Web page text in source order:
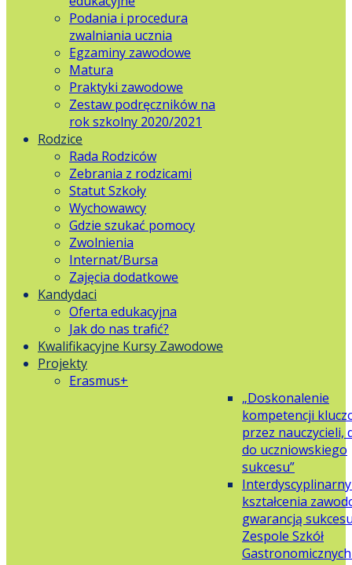
Podania i procedura
zwalniania ucznia
Egzaminy zawodowe
Matura
Praktyki zawodowe
Zestaw podręczników na
rok szkolny 2020/2021
Rodzice
Rada Rodziców
Zebrania z rodzicami
Statut Szkoły
Wychowawcy
Gdzie szukać pomocy
Zwolnienia
Internat/Bursa
Zajęcia dodatkowe
Kandydaci
Oferta edukacyjna
Jak do nas trafić?
Kwalifikacyjne Kursy Zawodowe
Projekty
Erasmus+
„Doskonalenie
kompetencji
przez nauczycieli,
do uczniowskiego
sukcesu”
kształcenia
gwarancją
Zespole Szkół